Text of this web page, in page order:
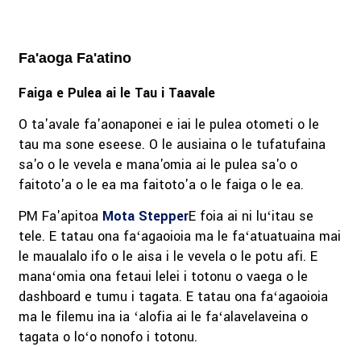
Fa'aoga Fa'atino
Faiga e Pulea ai le Tau i Taavale
O ta'avale fa'aonaponei e iai le pulea otometi o le
tau ma sone eseese. O le ausiaina o le tufatufaina
sa'o o le vevela e mana'omia ai le pulea sa'o o
faitoto'a o le ea ma faitoto'a o le faiga o le ea.
PM Fa'apitoa Mota StepperE foia ai ni luʻitau se
tele. E tatau ona faʻagaoioia ma le faʻatuatuaina mai
le maualalo ifo o le aisa i le vevela o le potu afi. E
manaʻomia ona fetaui lelei i totonu o vaega o le
dashboard e tumu i tagata. E tatau ona faʻagaoioia
ma le filemu ina ia ʻalofia ai le faʻalavelaveina o
tagata o loʻo nonofo i totonu.